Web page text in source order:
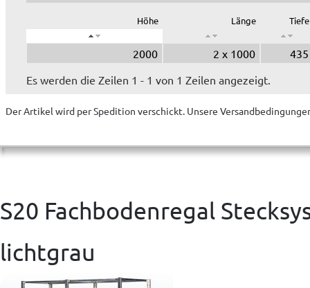
Höhe Länge Tiefe
2000 2 x 1000
435
Es werden die Zeilen 1 - 1 von 1 Zeilen angezeigt.
Der Artikel wird per Spedition verschickt. Unsere
S20 Fachbodenregal
lichtgrau